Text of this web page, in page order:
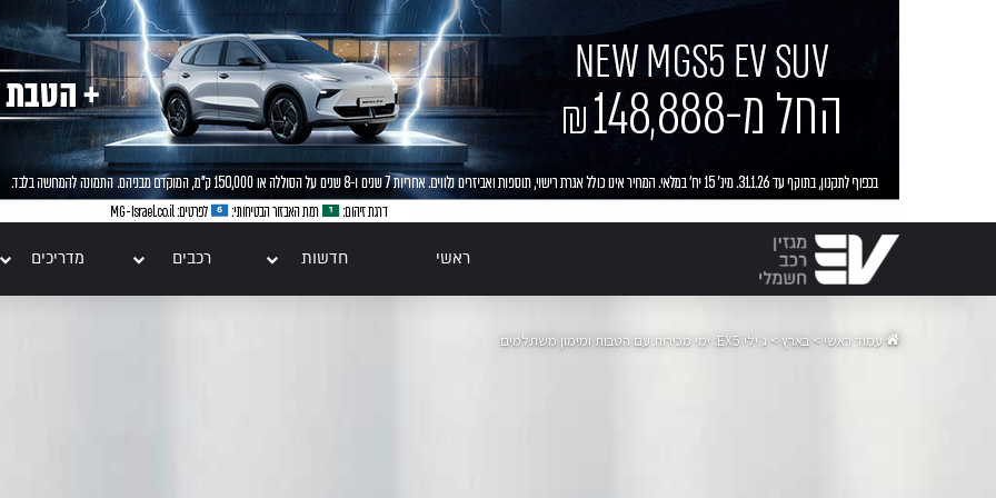
ראשי חדשות רכבים מדריכים
עמוד ראשי> בארץ> ג׳ילי EX5: ימי מכירות עם הטבות ומימון משתלמים